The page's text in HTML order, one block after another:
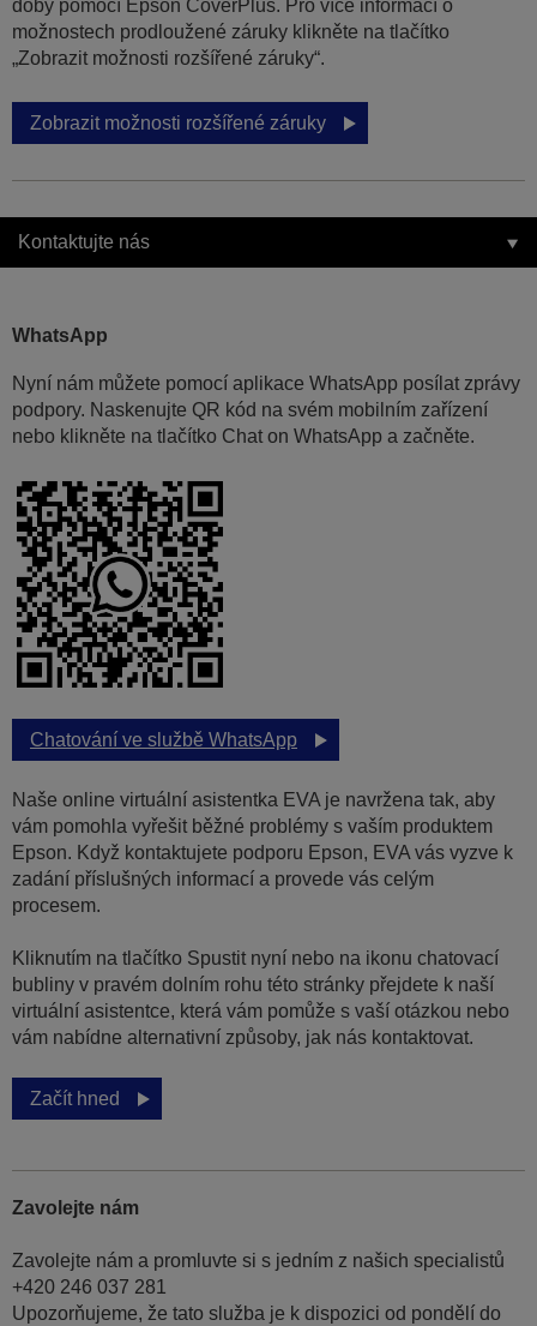
doby pomocí Epson CoverPlus. Pro více informací o
možnostech prodloužené záruky klikněte na tlačítko
„Zobrazit možnosti rozšířené záruky“.
Zobrazit možnosti rozšířené záruky
Kontaktujte nás
WhatsApp
Nyní nám můžete pomocí aplikace WhatsApp posílat zprávy
podpory. Naskenujte QR kód na svém mobilním zařízení
nebo klikněte na tlačítko Chat on WhatsApp a začněte.
Chatování ve službě WhatsApp
Naše online virtuální asistentka EVA je navržena tak, aby
vám pomohla vyřešit běžné problémy s vaším produktem
Epson. Když kontaktujete podporu Epson, EVA vás vyzve k
zadání příslušných informací a provede vás celým
procesem.
Kliknutím na tlačítko Spustit nyní nebo na ikonu chatovací
bubliny v pravém dolním rohu této stránky přejdete k naší
virtuální asistentce, která vám pomůže s vaší otázkou nebo
vám nabídne alternativní způsoby, jak nás kontaktovat.
Začít hned
Zavolejte nám
Zavolejte nám a promluvte si s jedním z našich specialistů
+420 246 037 281
Upozorňujeme, že tato služba je k dispozici od pondělí do